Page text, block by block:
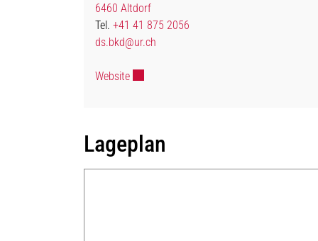
6460 Altdorf
Tel. +41 41 875 2056
ds.bkd@ur.ch
WebsiteExterner Link wird in einem neuen Fenster
Lageplan